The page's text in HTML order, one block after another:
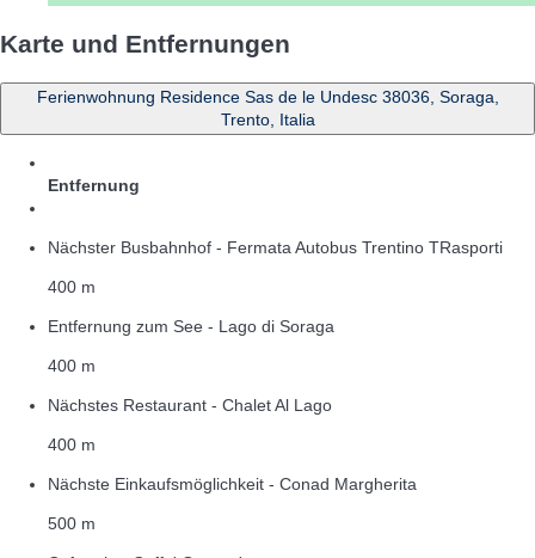
Karte und Entfernungen
Ferienwohnung Residence Sas de le Undesc 38036, Soraga,
Trento, Italia
Entfernung
Nächster Busbahnhof - Fermata Autobus Trentino TRasporti
400 m
Entfernung zum See - Lago di Soraga
400 m
Nächstes Restaurant - Chalet Al Lago
400 m
Nächste Einkaufsmöglichkeit - Conad Margherita
500 m